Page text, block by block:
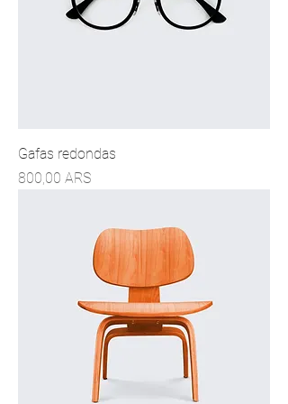
Gafas redondas
Precio
800,00 ARS